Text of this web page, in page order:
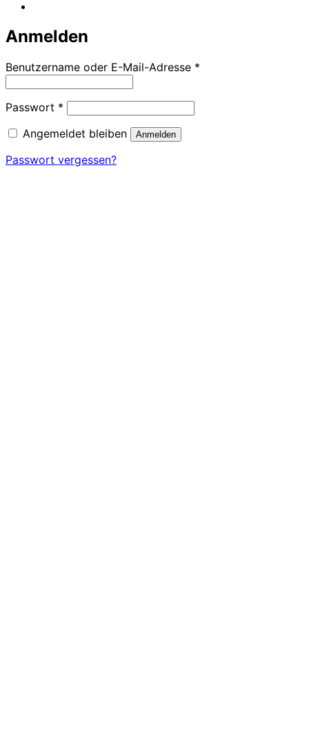
Anmelden
Benutzername oder E-Mail-Adresse *
Passwort *
Angemeldet bleiben
Anmelden
Passwort vergessen?